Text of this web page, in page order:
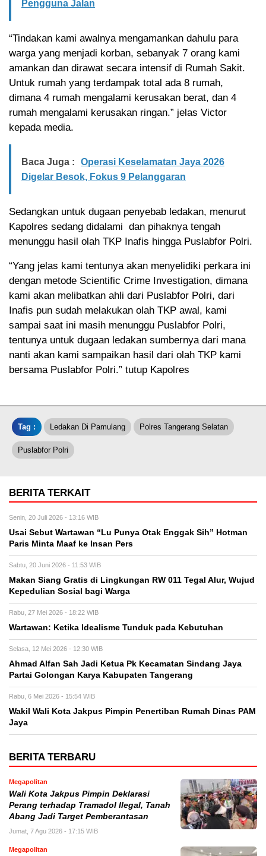
Pengguna Jalan
“Tindakan kami awalnya mengamankan dahulu para
warga yang menjadi korban, sebanyak 7 orang kami
amankan dan dirawat secara intensif di Rumah Sakit.
Untuk rumah yang terdampak total ada 8 rumah,
dimana 4 rumah mengalami kerusakan berat, dan 4
rumah mengalami kerusakan ringan.” jelas Victor
kepada media.
Baca Juga :
Operasi Keselamatan Jaya 2026
Digelar Besok, Fokus 9 Pelanggaran
Sedangkan untuk dugaan penyebab ledakan, menurut
Kapolres sedang didalami dan pihaknya tengah
menunggu hasil olah TKP Inafis hingga Puslabfor Polri.
“Yang jelas kami tentunya akan menyelidiki perkara ini
dengan metode Scientific Crime Investigation, dimana
kami akan melibatkan ahli dari Puslabfor Polri, dari
Inafis pun sudah melakukan olah TKP awal, kami
sampai saat ini masih menunggu Puslabfor Polri,
tentunya untuk dugaan ledakan sumbernya dari mana
nanti akan kami sampaikan hasil dari olah TKP kami
bersama Puslabfor Polri.” tutup Kapolres
Tag : Ledakan Di Pamulang Polres Tangerang Selatan
Puslabfor Polri
BERITA TERKAIT
Senin, 20 Juli 2026 - 13:16 WIB
Usai Sebut Wartawan “Lu Punya Otak Enggak Sih” Hotman
Paris Minta Maaf ke Insan Pers
Sabtu, 20 Juni 2026 - 11:53 WIB
Makan Siang Gratis di Lingkungan RW 011 Tegal Alur, Wujud
Kepedulian Sosial bagi Warga
Rabu, 27 Mei 2026 - 18:22 WIB
Wartawan: Ketika Idealisme Tunduk pada Kebutuhan
Selasa, 12 Mei 2026 - 12:30 WIB
‎Ahmad Alfan Sah Jadi Ketua Pk Kecamatan Sindang Jaya
Partai Golongan Karya Kabupaten Tangerang
Rabu, 6 Mei 2026 - 15:54 WIB
Wakil Wali Kota Jakpus Pimpin Penertiban Rumah Dinas PAM
Jaya
BERITA TERBARU
Megapolitan
Wali Kota Jakpus Pimpin Deklarasi
Perang terhadap Tramadol Ilegal, Tanah
Abang Jadi Target Pemberantasan
Jumat, 7 Agu 2026 - 17:15 WIB
Megapolitan